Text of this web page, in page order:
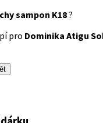
sampon K18?
pro Dominika Atigu